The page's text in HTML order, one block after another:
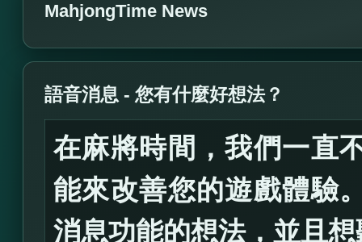
MahjongTime News
語音消息 - 您有什麼好想法？
在麻將時間，我們一直
能來改善您的遊戲體驗
消息功能的想法，並且